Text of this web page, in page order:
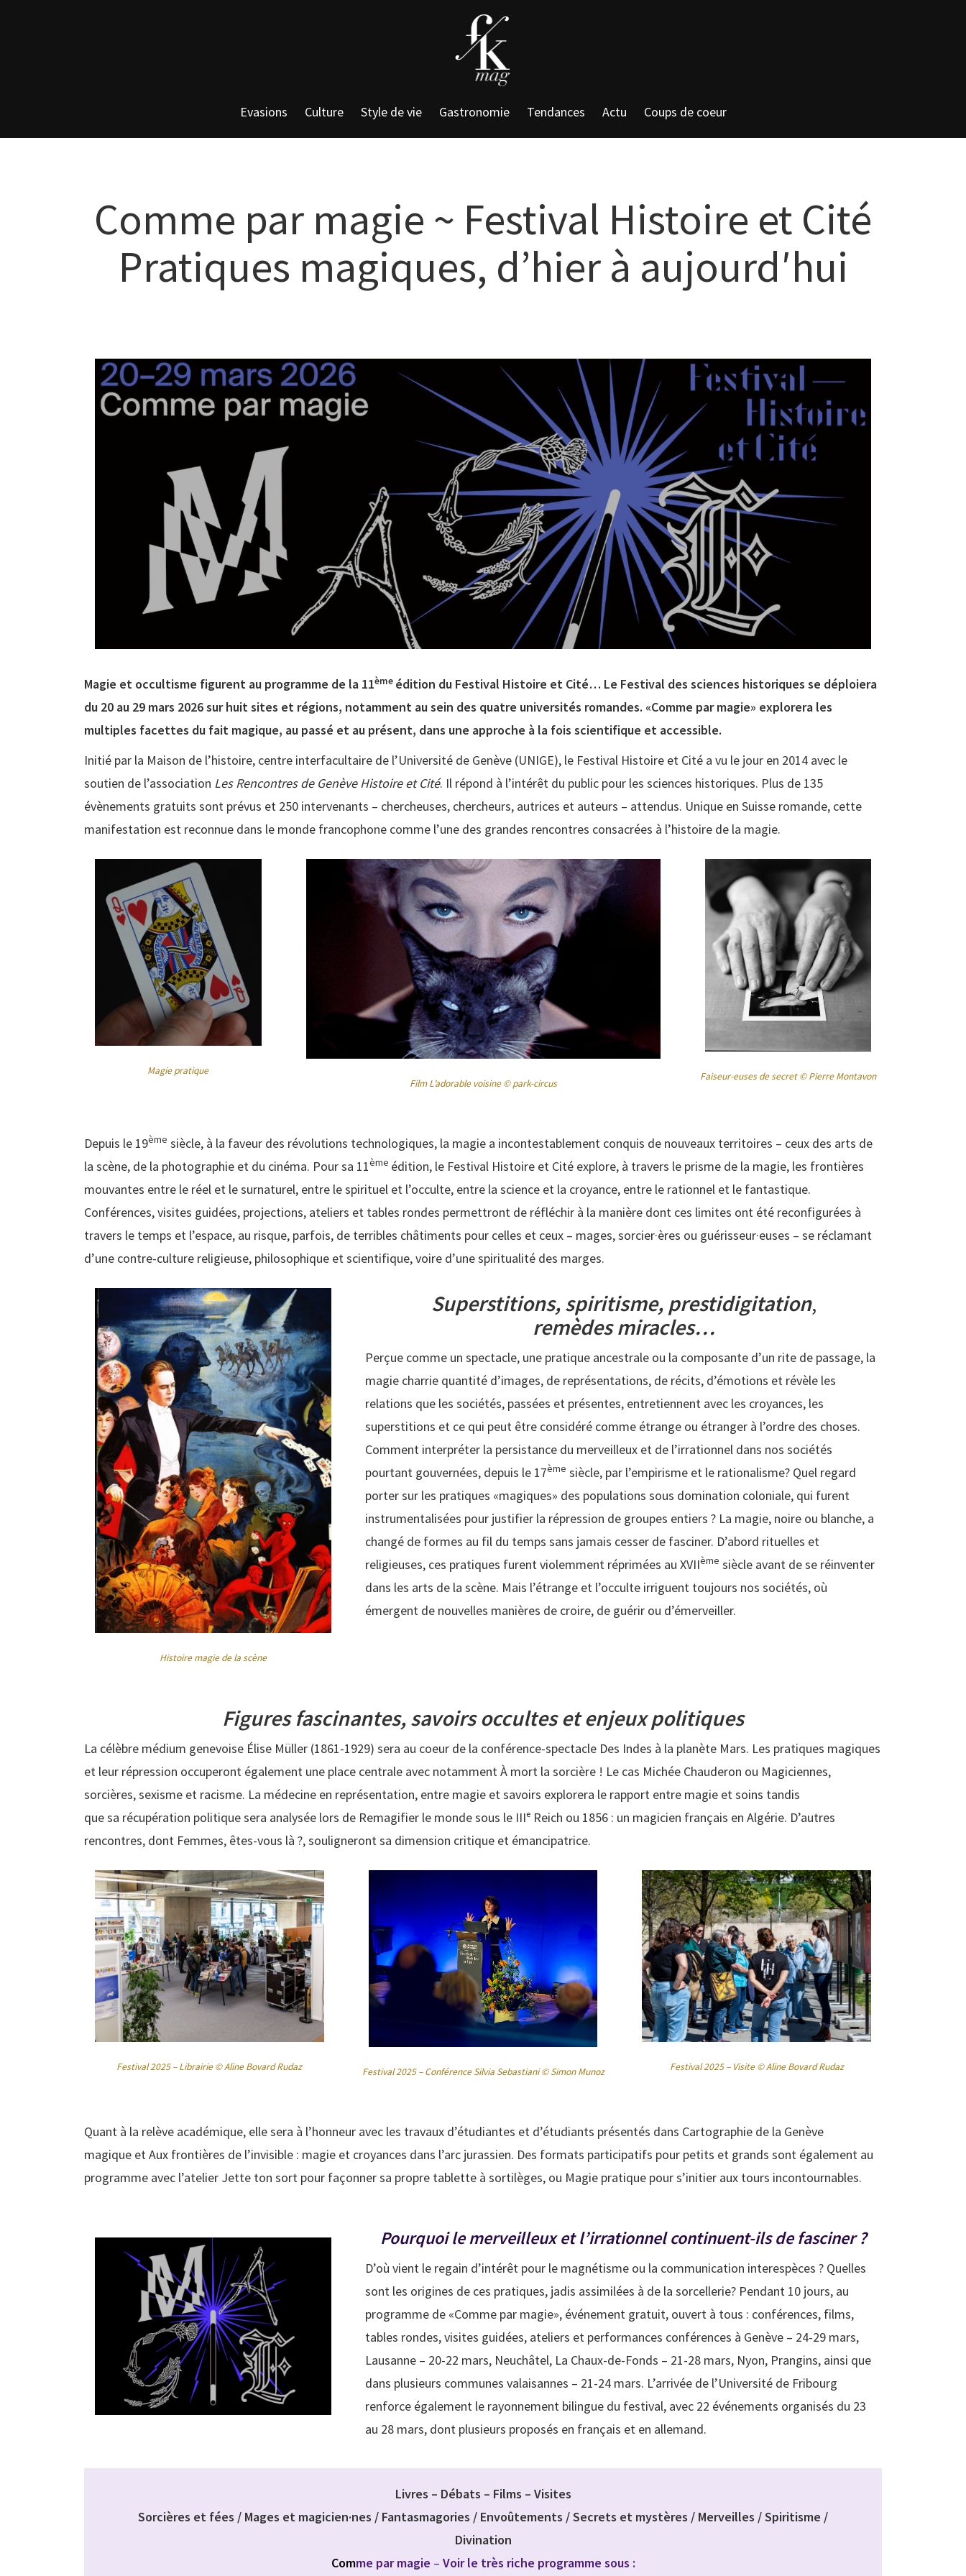
Evasions Culture Style de vie Gastronomie Tendances Actu Coups de coeur
Comme par magie ~ Festival Histoire et Cité
Pratiques magiques, d’hier à aujourd′hui
Magie et occultisme figurent au programme de la 11ème édition du Festival Histoire et Cité… Le Festival des sciences historiques se déploiera
du 20 au 29 mars 2026 sur huit sites et régions, notamment au sein des quatre universités romandes. «Comme par magie» explorera les
multiples facettes du fait magique, au passé et au présent, dans une approche à la fois scientifique et accessible.
Initié par la Maison de l’histoire, centre interfacultaire de l’Université de Genève (UNIGE), le Festival Histoire et Cité a vu le jour en 2014 avec le
soutien de l’association Les Rencontres de Genève Histoire et Cité. Il répond à l’intérêt du public pour les sciences historiques. Plus de 135
évènements gratuits sont prévus et 250 intervenants – chercheuses, chercheurs, autrices et auteurs – attendus. Unique en Suisse romande, cette
manifestation est reconnue dans le monde francophone comme l’une des grandes rencontres consacrées à l’histoire de la magie.
Magie pratique
Film L’adorable voisine © park-circus
Faiseur-euses de secret © Pierre Montavon
Depuis le 19ème siècle, à la faveur des révolutions technologiques, la magie a incontestablement conquis de nouveaux territoires – ceux des arts de
la scène, de la photographie et du cinéma. Pour sa 11ème édition, le Festival Histoire et Cité explore, à travers le prisme de la magie, les frontières
mouvantes entre le réel et le surnaturel, entre le spirituel et l’occulte, entre la science et la croyance, entre le rationnel et le fantastique.
Conférences, visites guidées, projections, ateliers et tables rondes permettront de réfléchir à la manière dont ces limites ont été reconfigurées à
travers le temps et l’espace, au risque, parfois, de terribles châtiments pour celles et ceux – mages, sorcier·ères ou guérisseur·euses – se réclamant
d’une contre-culture religieuse, philosophique et scientifique, voire d’une spiritualité des marges.
Histoire magie de la scène
Superstitions, spiritisme, prestidigitation,
remèdes miracles…
Perçue comme un spectacle, une pratique ancestrale ou la composante d’un rite de passage, la
magie charrie quantité d’images, de représentations, de récits, d’émotions et révèle les
relations que les sociétés, passées et présentes, entretiennent avec les croyances, les
superstitions et ce qui peut être considéré comme étrange ou étranger à l’ordre des choses.
Comment interpréter la persistance du merveilleux et de l’irrationnel dans nos sociétés
pourtant gouvernées, depuis le 17ème siècle, par l’empirisme et le rationalisme? Quel regard
porter sur les pratiques «magiques» des populations sous domination coloniale, qui furent
instrumentalisées pour justifier la répression de groupes entiers ? La magie, noire ou blanche, a
changé de formes au fil du temps sans jamais cesser de fasciner. D’abord rituelles et
religieuses, ces pratiques furent violemment réprimées au XVIIème siècle avant de se réinventer
dans les arts de la scène. Mais l’étrange et l’occulte irriguent toujours nos sociétés, où
émergent de nouvelles manières de croire, de guérir ou d’émerveiller.
Figures fascinantes, savoirs occultes et enjeux politiques
La célèbre médium genevoise Élise Müller (1861-1929) sera au coeur de la conférence-spectacle Des Indes à la planète Mars. Les pratiques magiques
et leur répression occuperont également une place centrale avec notamment À mort la sorcière ! Le cas Michée Chauderon ou Magiciennes,
sorcières, sexisme et racisme. La médecine en représentation, entre magie et savoirs explorera le rapport entre magie et soins tandis
que sa récupération politique sera analysée lors de Remagifier le monde sous le IIIᵉ Reich ou 1856 : un magicien français en Algérie. D’autres
rencontres, dont Femmes, êtes-vous là ?, souligneront sa dimension critique et émancipatrice.
Festival 2025 –Librairie© Aline Bovard Rudaz Festival 2025 – Conférence Silvia Sebastiani © Simon Munoz Festival 2025 – Visite © Aline Bovard Rudaz
Quant à la relève académique, elle sera à l’honneur avec les travaux d’étudiantes et d’étudiants présentés dans Cartographie de la Genève
magique et Aux frontières de l’invisible : magie et croyances dans l’arc jurassien. Des formats participatifs pour petits et grands sont également au
programme avec l’atelier Jette ton sort pour façonner sa propre tablette à sortilèges, ou Magie pratique pour s’initier aux tours incontournables.
Pourquoi le merveilleux et l’irrationnel continuent-ils de fasciner ?
D’où vient le regain d’intérêt pour le magnétisme ou la communication interespèces ? Quelles
sont les origines de ces pratiques, jadis assimilées à de la sorcellerie? Pendant 10 jours, au
programme de «Comme par magie», événement gratuit, ouvert à tous : conférences, films,
tables rondes, visites guidées, ateliers et performances conférences à Genève – 24-29 mars,
Lausanne – 20-22 mars, Neuchâtel, La Chaux-de-Fonds – 21-28 mars, Nyon, Prangins, ainsi que
dans plusieurs communes valaisannes – 21-24 mars. L’arrivée de l’Université de Fribourg
renforce également le rayonnement bilingue du festival, avec 22 événements organisés du 23
au 28 mars, dont plusieurs proposés en français et en allemand.
Livres – Débats – Films – Visites
Sorcières et fées / Mages et magicien·nes / Fantasmagories / Envoûtements / Secrets et mystères / Merveilles / Spiritisme /
Divination
Comme par magie – Voir le très riche programme sous :